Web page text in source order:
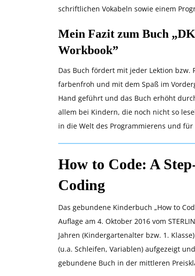
schriftlichen Vokabeln sowie einem
Mein Fazit zum Buch
Workbook”
Das Buch fördert mit jeder Lektion bzw.
farbenfroh und mit dem Spaß im
Hand geführt und das Buch erhöht
allem bei Kindern, die noch nicht so
in die Welt des Programmierens und
How to Code: A
Coding
Das gebundene Kinderbuch „How to
Auflage am 4. Oktober 2016 vom
Jahren (Kindergartenalter bzw. 1.
(u.a. Schleifen, Variablen) aufgezeigt
gebundene Buch in der mittleren